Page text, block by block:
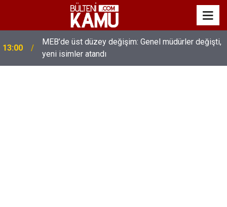
13:00
MEB’de üst düzey değişim: Genel müdürler değişti,
yeni isimler atandı